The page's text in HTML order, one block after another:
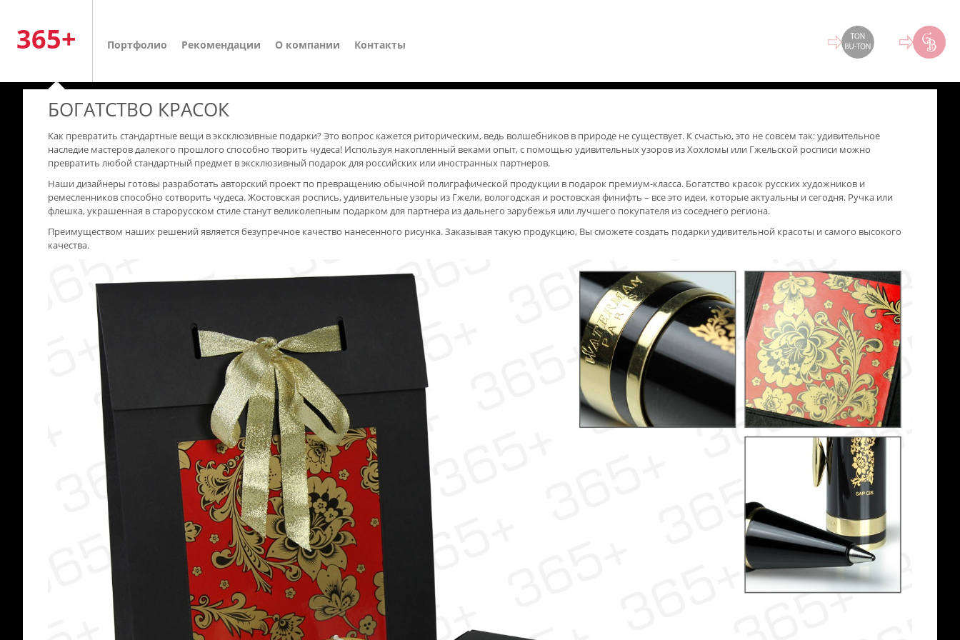
365+ Портфолио Рекомендации О компании Контакты
БОГАТСТВО КРАСОК
Как превратить стандартные вещи в эксклюзивные подарки? Это вопрос кажется риторическим, ведь волшебников в природе не существует. К счастью, это не совсем так: удивительное
наследие мастеров далекого прошлого способно творить чудеса! Используя накопленный веками опыт, с помощью удивительных узоров из Хохломы или Гжельской росписи можно
превратить любой стандартный предмет в эксклюзивный подарок для российских или иностранных партнеров.
Наши дизайнеры готовы разработать авторский проект по превращению обычной полиграфической продукции в подарок премиум-класса. Богатство красок русских художников и
ремесленников способно сотворить чудеса. Жостовская роспись, удивительные узоры из Гжели, вологодская и ростовская финифть – все это идеи, которые актуальны и сегодня. Ручка или
флешка, украшенная в старорусском стиле станут великолепным подарком для партнера из дальнего зарубежья или лучшего покупателя из соседнего региона.
Преимуществом наших решений является безупречное качество нанесенного рисунка. Заказывая такую продукцию, Вы сможете создать подарки удивительной красоты и самого высокого
качества.